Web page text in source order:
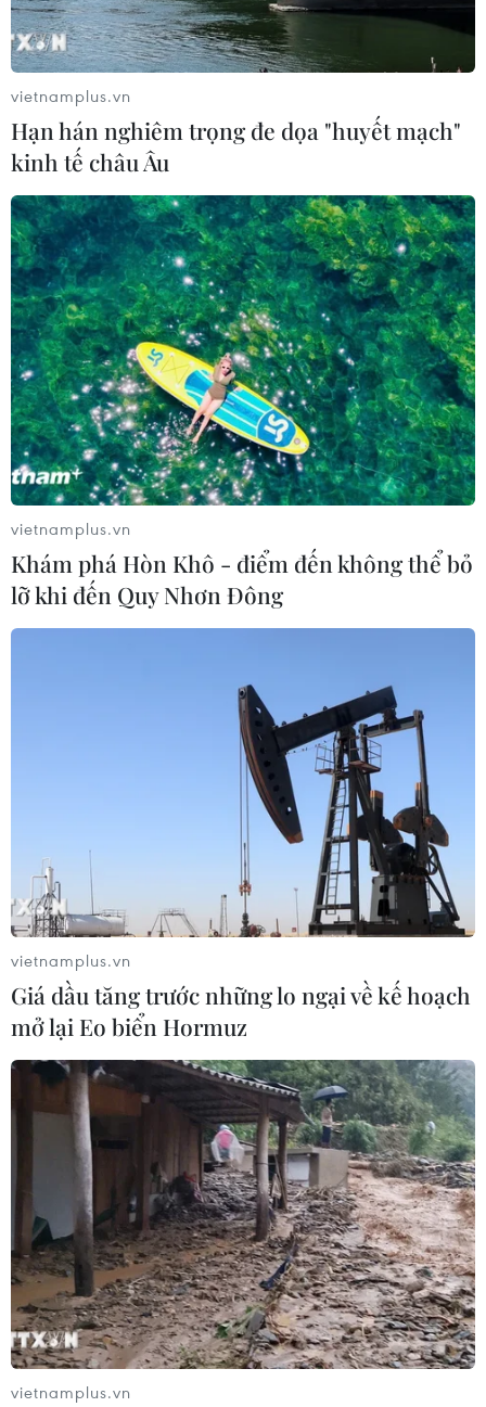
TIN CÙNG CHUYÊN MỤC
Tháo gỡ dứt điểm vướng mắc hiện
hữu dự án Nhà máy điện hạt nhân
Ninh Thuận
07/08/2026 09:27
Masterise Homes đồng hành cùng
khách hàng trên toàn quốc với giải
pháp tài chính ưu việt
vietnamplus.vn
Hạn hán nghiêm trọng đe dọa "huyết mạch"
kinh tế châu Âu
vietnamplus.vn
Khám phá Hòn Khô - điểm đến không thể bỏ
lỡ khi đến Quy Nhơn Đông
vietnamplus.vn
Giá dầu tăng trước những lo ngại về kế hoạch
mở lại Eo biển Hormuz
vietnamplus.vn